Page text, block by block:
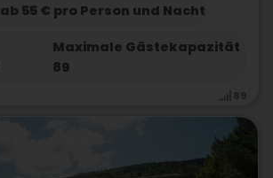
ab 55 € pro Person und Nacht
Maximale Gästekapazität
89